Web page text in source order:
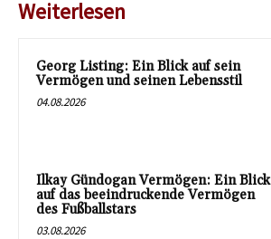
Weiterlesen
Georg Listing: Ein Blick auf sein
Vermögen und seinen Lebensstil
04.08.2026
Ilkay Gündogan Vermögen: Ein Blick
auf das beeindruckende Vermögen
des Fußballstars
03.08.2026